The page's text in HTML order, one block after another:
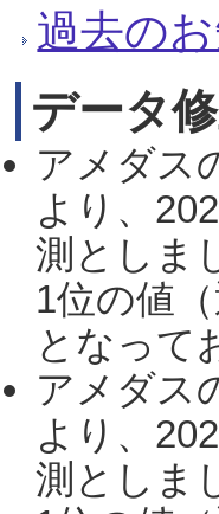
過去の
データ
アメダス
より、
測としま
1位の値
となって
アメダス
より、
測としま